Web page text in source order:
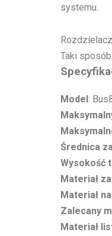
systemu.
Taki
Model:
Średnica
Wysokość
Materiał
Materiał
Zalecany
Materiał